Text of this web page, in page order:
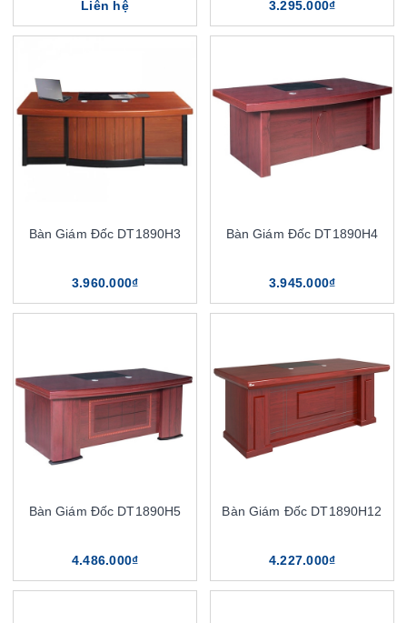
Liên hệ 3.295.000₫
Bàn Giám Đốc DT1890H3
3.960.000₫
Bàn Giám Đốc DT1890H4
3.945.000₫
Bàn Giám Đốc DT1890H5
4.486.000₫
Bàn Giám Đốc DT1890H12
4.227.000₫